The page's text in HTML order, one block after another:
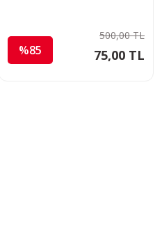
%85
500,00 TL
75,00 TL